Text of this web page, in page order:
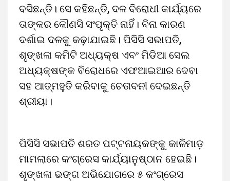
ବସିଛନ୍ତି। ସେ କହିଛନ୍ତି, ଦଳ ବିରୋଧୀ କାର୍ଯ୍ୟରେ
ତାଙ୍କର କୌଣସି ସଂପୃକ୍ତି ନାହିଁ। ବିନା କାରଣ
ଦର୍ଶାଇ ଦଳକୁ କଢ଼ାଯାଇଛି। ପିସିସି ସଭାପତି,
ଶୃଙ୍ଖଳା କମିଟି ଅଧ୍ୟକ୍ଷ ଏବଂ ମିଡିଆ ସେଲ
ଅଧ୍ୟକ୍ଷଙ୍କ ବିରୋଧରେ ଏଫଆଇଆର ଦେବା
ସହ ଆତ୍ମହୁତି କରିବାକୁ ଚେତାବନୀ ଦେଇଛନ୍ତି
ଶ୍ରୀୟା।
ପିସିସି ସଭାପତି ଶରତ ପଟ୍ଟନାୟକଙ୍କୁ କାଳିମାଡ଼
ମାମଲାରେ କଂଗ୍ରେସ କାର୍ଯ୍ୟାନୁଷ୍ଠାନ ହେଇଛି।
ଶୃଙ୍ଖଳା ଭଙ୍ଗ ଅଭିଯୋଗରେ ୫ କଂଗ୍ରେସ